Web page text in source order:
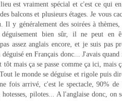
est vraiment spécial et c'est ce qui
balcons et plusieurs étages. Je vous
Il y généralement des soirées à
bien sûr, il ne peut en
assez anglais encore, et je suis pas
en Français donc... J'avais
mais ça se passe comme ça ici, mais
le monde se déguise et rigole puis
fois arrivé, c'est le spectacle, 90% de
pilotes... A l'anglaise donc, on